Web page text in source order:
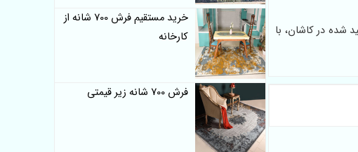
شده در کاشان، با
خرید مستقیم فرش 700 شانه از
کارخانه
فرش 700 شانه زیر قیمتی